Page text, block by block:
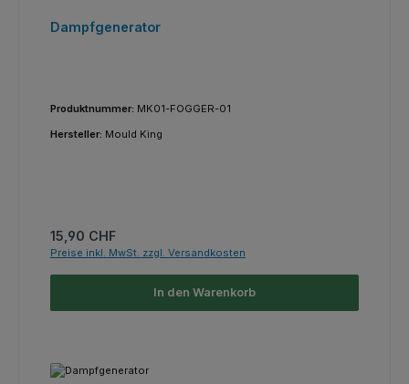
Dampfgenerator
Produktnummer: MK01-FOGGER-01
Hersteller: Mould King
Regulärer Preis:
15,90 CHF
Preise inkl. MwSt. zzgl. Versandkosten
In den Warenkorb